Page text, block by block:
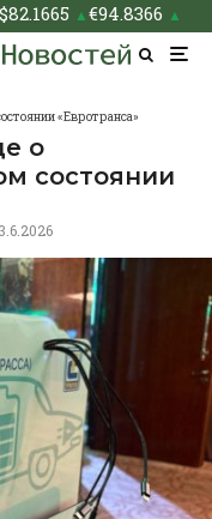
$82.1665 ▲€94.8366 ▲
«Евротранса»
о
состоянии